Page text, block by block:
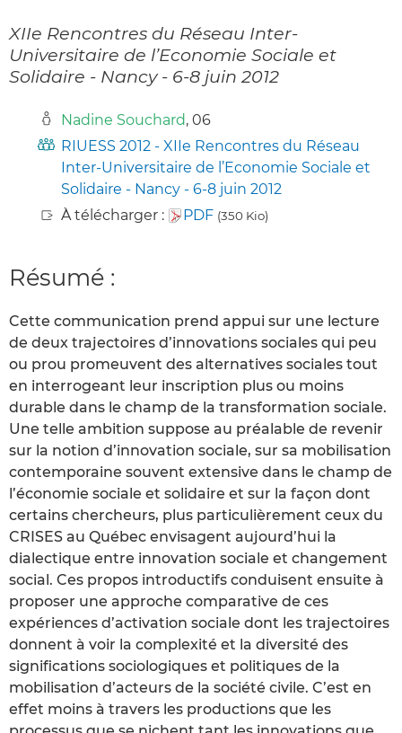
XIIe Rencontres du Réseau Inter-
Universitaire de l’Economie Sociale et
Solidaire - Nancy - 6-8 juin 2012
Nadine Souchard, 06
RIUESS 2012 - XIIe Rencontres du Réseau
Inter-Universitaire de l’Economie Sociale et
Solidaire - Nancy - 6-8 juin 2012
À télécharger :
PDF (350 Kio)
Résumé :
Cette communication prend appui sur une lecture
de deux trajectoires d’innovations sociales qui peu
ou prou promeuvent des alternatives sociales tout
en interrogeant leur inscription plus ou moins
durable dans le champ de la transformation sociale.
Une telle ambition suppose au préalable de revenir
sur la notion d’innovation sociale, sur sa mobilisation
contemporaine souvent extensive dans le champ de
l’économie sociale et solidaire et sur la façon dont
certains chercheurs, plus particulièrement ceux du
CRISES au Québec envisagent aujourd’hui la
dialectique entre innovation sociale et changement
social. Ces propos introductifs conduisent ensuite à
proposer une approche comparative de ces
expériences d’activation sociale dont les trajectoires
donnent à voir la complexité et la diversité des
significations sociologiques et politiques de la
mobilisation d’acteurs de la société civile. C’est en
effet moins à travers les productions que les